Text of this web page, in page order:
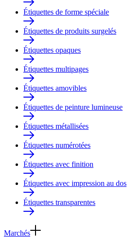
Étiquettes de forme spéciale
Étiquettes de produits surgelés
Étiquettes opaques
Étiquettes multipages
Étiquettes amovibles
Étiquettes de peinture lumineuse
Étiquettes métallisées
Étiquettes numérotées
Étiquettes avec finition
Étiquettes avec impression au dos
Étiquettes transparentes
Marchés